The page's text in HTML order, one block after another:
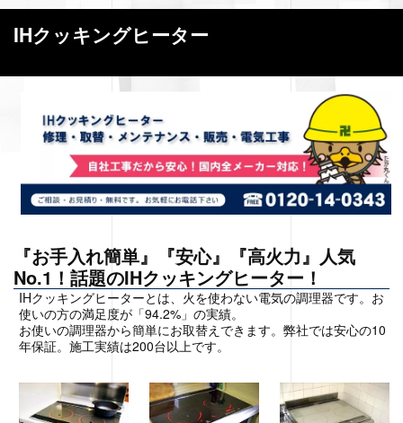
IHクッキングヒーター
『お手入れ簡単』『安心』『高火力』人気
No.1！話題のIHクッキングヒーター！
IHクッキングヒーターとは、火を使わない電気の調理器です。お
使いの方の満足度が「94.2%」の実績。
お使いの調理器から簡単にお取替えできます。弊社では安心の10
年保証。施工実績は200台以上です。